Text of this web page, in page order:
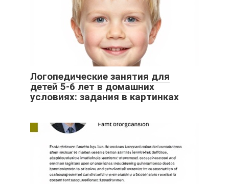
Логопедические занятия для
детей 5-6 лет в домашних
условиях: задания в картинках